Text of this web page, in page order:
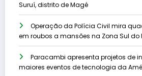
Suruí, distrito de Magé
Operação da Polícia Civil mira
em roubos a mansões na Zona Sul do
Paracambi apresenta projetos de
maiores eventos de tecnologia da